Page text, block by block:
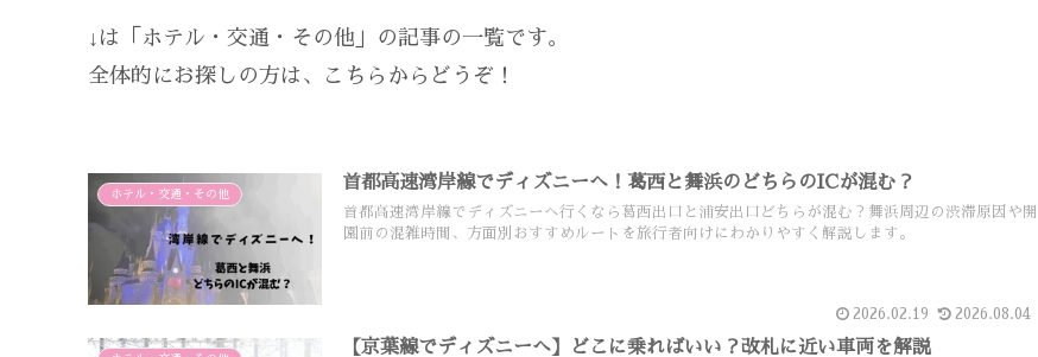
↓は「ホテル・交通・その他」の記事の一覧です。
全体的にお探しの方は、こちらからどうぞ！
ホテル・交通・その他
首都高速湾岸線でディズニーへ！葛西と舞浜のどちらのICが混む？
首都高速湾岸線でディズニーへ行くなら葛西出口と浦安出口どちらが混む？舞浜周辺の渋滞原因や開
園前の混雑時間、方面別おすすめルートを旅行者向けにわかりやすく解説します。
2026.02.19 2026.08.04
【京葉線でディズニーへ】どこに乗ればいい？改札に近い車両を解説